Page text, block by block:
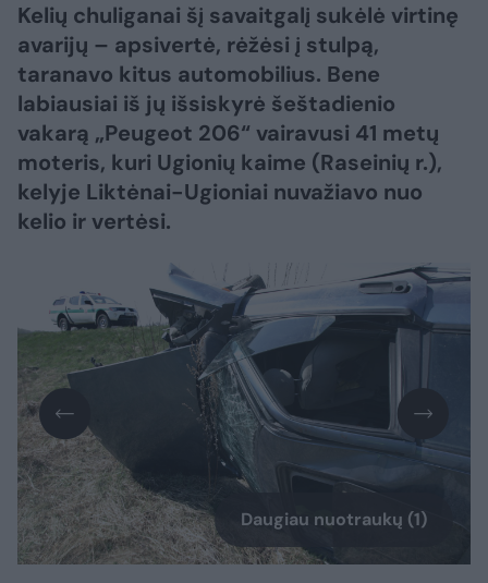
Kelių chuliganai šį savaitgalį sukėlė virtinę
avarijų – apsivertė, rėžėsi į stulpą,
taranavo kitus automobilius. Bene
labiausiai iš jų išsiskyrė šeštadienio
vakarą „Peugeot 206“ vairavusi 41 metų
moteris, kuri Ugionių kaime (Raseinių r.),
kelyje Liktėnai-Ugioniai nuvažiavo nuo
kelio ir vertėsi.
Daugiau nuotraukų (1)